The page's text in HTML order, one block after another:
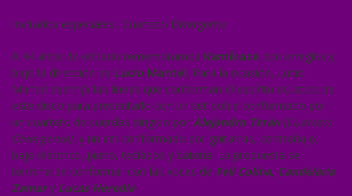
Invitados especiales : Cuarteto Divergente
A 44 años de editado rememoramos Kamikaze con arreglos y
bajo la dirección de Lucio Mantel. Para la ocasión, Lucio
Mantel desmija las líneas que conforman el espíritu acústico de
este disco para presentarlo con un set doble conformado por
un cuarteto de cuerdas dirigido por Alejandro Terán(Cuarteto
Divergente), y un set conformado por guitarras, contrabajo,
bajo eléctrico, piano, teclados y batería. La propuesta se
termina de conformar con las voces de Feli Colina, Candelaria
Zamary Lucas Heredia.